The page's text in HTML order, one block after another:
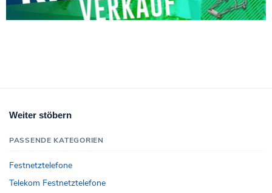
Weiter stöbern
PASSENDE KATEGORIEN
Festnetztelefone
Telekom Festnetztelefone